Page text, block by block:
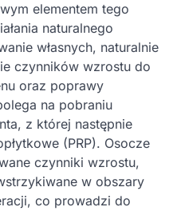
elementem tego
naturalnego
własnych, naturalnie
czynników wzrostu do
oraz poprawy
na pobraniu
z której następnie
(PRP). Osocze
czynniki wzrostu,
w obszary
co prowadzi do